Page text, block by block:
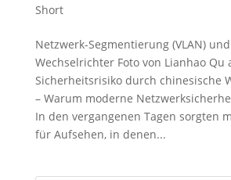
Short
Netzwerk-Segmentierung (VLAN)
Wechselrichter Foto von Lianhao Qu
Sicherheitsrisiko durch chinesische
– Warum moderne
In den vergangenen Tagen sorgten
für Aufsehen, in denen...